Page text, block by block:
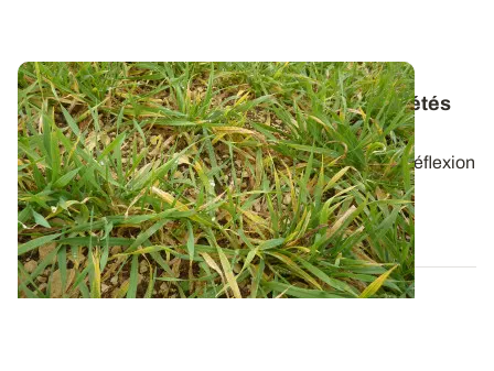
JNO : zoom sur le comportement des variétés
de blé et d’orge
Le choix de la variété semée est important dans la réflexion
de la stratégie de protection...
25 SEPT. 2025